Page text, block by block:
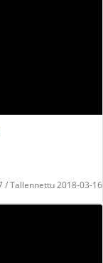
/ Tallennettu 2018-03-16